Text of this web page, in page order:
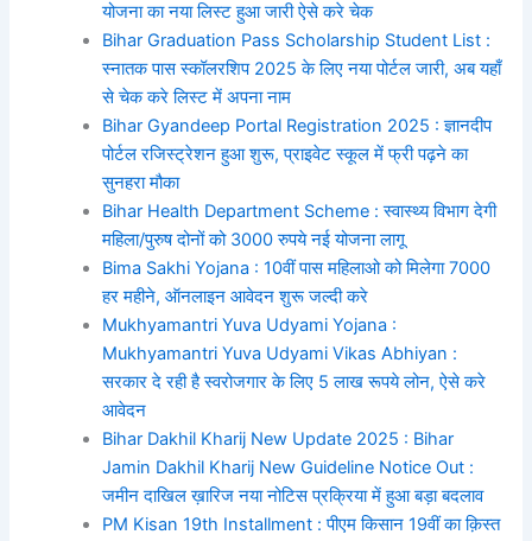
योजना का नया लिस्ट हुआ जारी ऐसे करे चेक
Bihar Graduation Pass Scholarship Student List :
स्नातक पास स्कॉलरशिप 2025 के लिए नया पोर्टल जारी, अब यहाँ
से चेक करे लिस्ट में अपना नाम
Bihar Gyandeep Portal Registration 2025 : ज्ञानदीप
पोर्टल रजिस्ट्रेशन हुआ शुरू, प्राइवेट स्कूल में फ्री पढ़ने का
सुनहरा मौका
Bihar Health Department Scheme : स्वास्थ्य विभाग देगी
महिला/पुरुष दोनों को 3000 रुपये नई योजना लागू
Bima Sakhi Yojana : 10वीं पास महिलाओ को मिलेगा 7000
हर महीने, ऑनलाइन आवेदन शुरू जल्दी करे
Mukhyamantri Yuva Udyami Yojana :
Mukhyamantri Yuva Udyami Vikas Abhiyan :
सरकार दे रही है स्वरोजगार के लिए 5 लाख रूपये लोन, ऐसे करे
आवेदन
Bihar Dakhil Kharij New Update 2025 : Bihar
Jamin Dakhil Kharij New Guideline Notice Out :
जमीन दाखिल ख़ारिज नया नोटिस प्रक्रिया में हुआ बड़ा बदलाव
PM Kisan 19th Installment : पीएम किसान 19वीं का क़िस्त